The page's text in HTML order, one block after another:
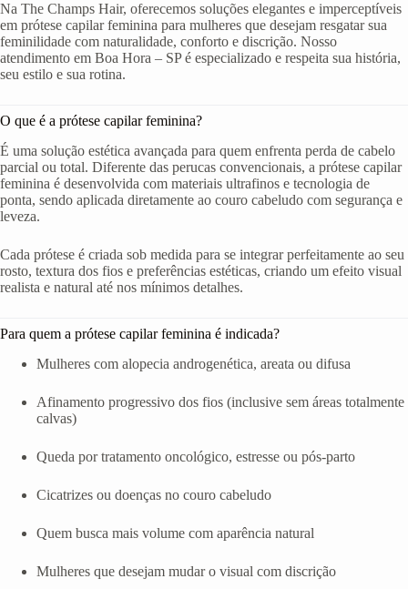
Na The Champs Hair, oferecemos soluções elegantes e imperceptíveis
em prótese capilar feminina para mulheres que desejam resgatar sua
feminilidade com naturalidade, conforto e discrição. Nosso
atendimento em Boa Hora – SP é especializado e respeita sua história,
seu estilo e sua rotina.
O que é a prótese capilar feminina?
É uma solução estética avançada para quem enfrenta perda de cabelo
parcial ou total. Diferente das perucas convencionais, a prótese capilar
feminina é desenvolvida com materiais ultrafinos e tecnologia de
ponta, sendo aplicada diretamente ao couro cabeludo com segurança e
leveza.
Cada prótese é criada sob medida para se integrar perfeitamente ao seu
rosto, textura dos fios e preferências estéticas, criando um efeito visual
realista e natural até nos mínimos detalhes.
Para quem a prótese capilar feminina é indicada?
Mulheres com alopecia androgenética, areata ou difusa
Afinamento progressivo dos fios (inclusive sem áreas totalmente
calvas)
Queda por tratamento oncológico, estresse ou pós-parto
Cicatrizes ou doenças no couro cabeludo
Quem busca mais volume com aparência natural
Mulheres que desejam mudar o visual com discrição